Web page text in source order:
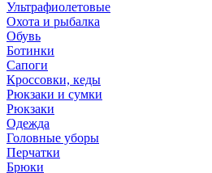
Ультрафиолетовые
Охота и рыбалка
Обувь
Ботинки
Сапоги
Кроссовки, кеды
Рюкзаки и сумки
Рюкзаки
Одежда
Головные уборы
Перчатки
Брюки